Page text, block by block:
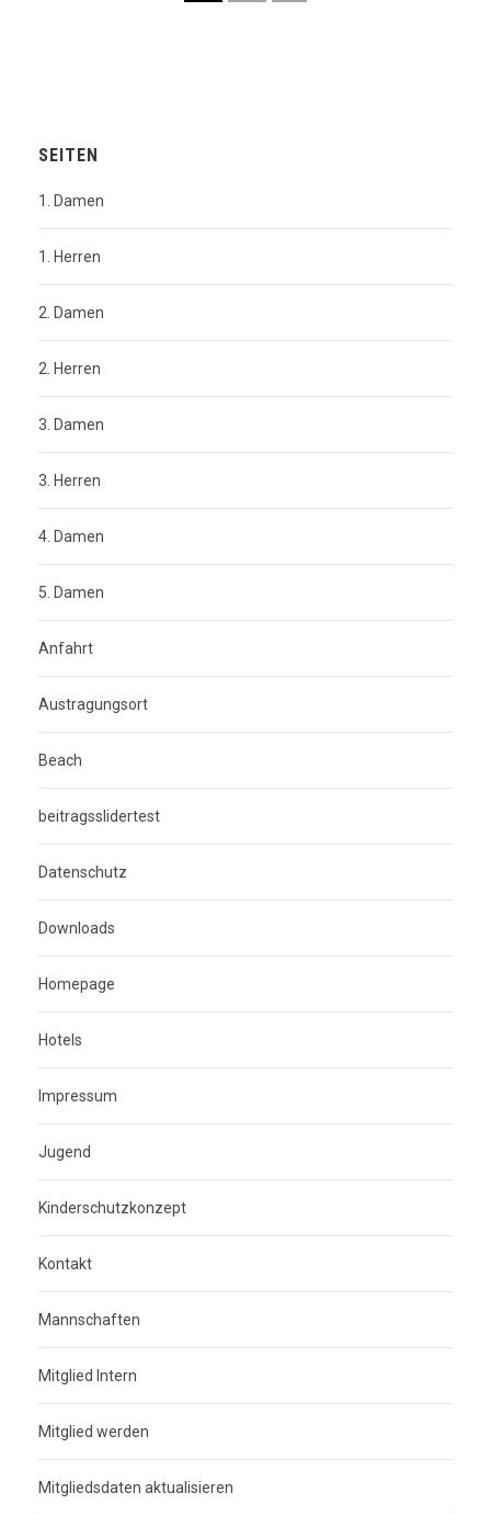
SEITEN
1. Damen
1. Herren
2. Damen
2. Herren
3. Damen
3. Herren
4. Damen
5. Damen
Anfahrt
Austragungsort
Beach
beitragsslidertest
Datenschutz
Downloads
Homepage
Hotels
Impressum
Jugend
Kinderschutzkonzept
Kontakt
Mannschaften
Mitglied Intern
Mitglied werden
Mitgliedsdaten aktualisieren